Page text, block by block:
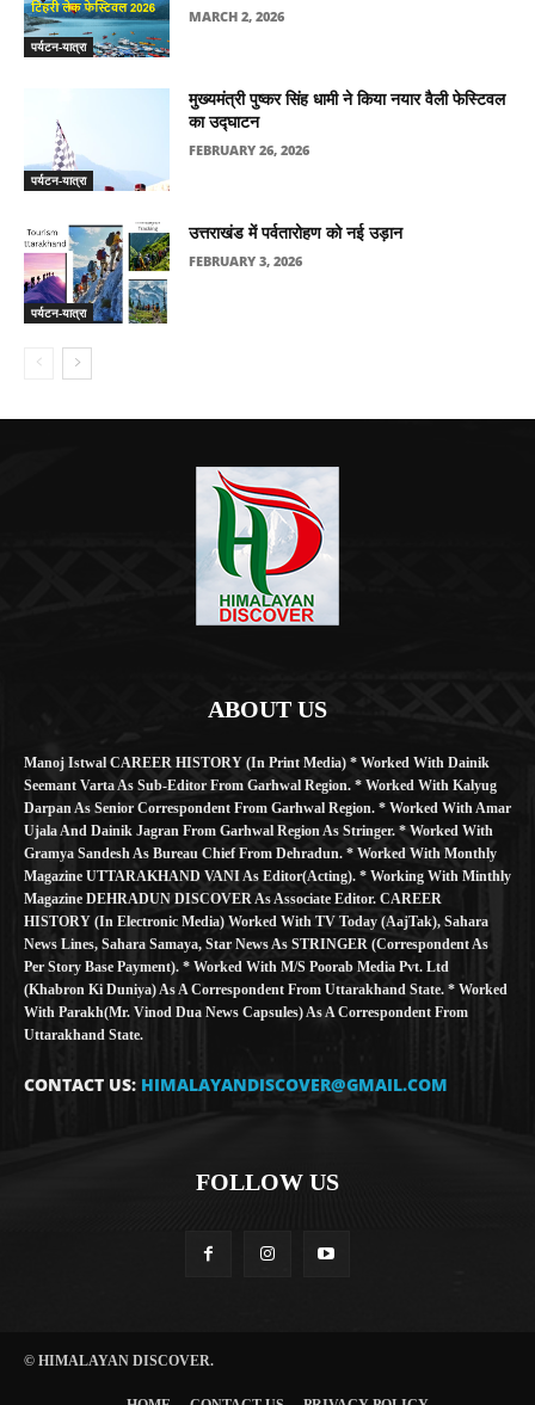
पर्यटन-यात्रा
MARCH 2, 2026
पर्यटन-यात्रा
मुख्यमंत्री पुष्कर सिंह धामी ने किया नयार वैली फेस्टिवल
का उद्घाटन
FEBRUARY 26, 2026
पर्यटन-यात्रा
उत्तराखंड में पर्वतारोहण को नई उड़ान
FEBRUARY 3, 2026
ABOUT US
Manoj Istwal CAREER HISTORY (in Print Media) * Worked With Dainik
Seemant Varta As Sub-Editor From Garhwal Region. * Worked With Kalyug
Darpan As Senior Correspondent From Garhwal Region. * Worked With Amar
Ujala And Dainik Jagran From Garhwal Region As Stringer. * Worked With
Gramya Sandesh As Bureau Chief From Dehradun. * Worked With Monthly
Magazine UTTARAKHAND VANI As Editor(Acting). * Working With Minthly
Magazine DEHRADUN DISCOVER As Associate Editor. CAREER
HISTORY (in Electronic Media) Worked With TV Today (AajTak), Sahara
News Lines, Sahara Samaya, Star News As STRINGER (Correspondent As
Per Story Base Payment). * Worked With M/S Poorab Media Pvt. Ltd
(Khabron Ki Duniya) As A Correspondent From Uttarakhand State. * Worked
With Parakh(Mr. Vinod Dua News Capsules) As A Correspondent From
Uttarakhand State.
CONTACT US: HIMALAYANDISCOVER@GMAIL.COM
FOLLOW US
© HIMALAYAN DISCOVER.